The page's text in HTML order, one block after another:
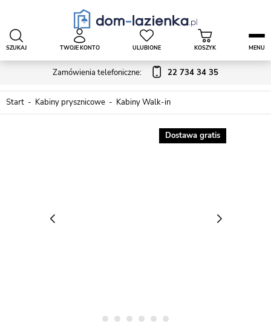
Zamówienia telefoniczne: 22 734 34 35
SZUKAJ TWOJE KONTO ULUBIONE KOSZYK MENU
Start Kabiny prysznicowe Kabiny Walk-in
Dostawa gratis